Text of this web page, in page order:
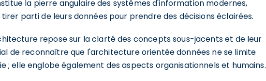
la pierre angulaire des systèmes d'information modernes,
parti de leurs données pour prendre des décisions éclairées.
repose sur la clarté des concepts sous-jacents et de leur
de reconnaître que l'architecture orientée données ne se limite
; elle englobe également des aspects organisationnels et humains.